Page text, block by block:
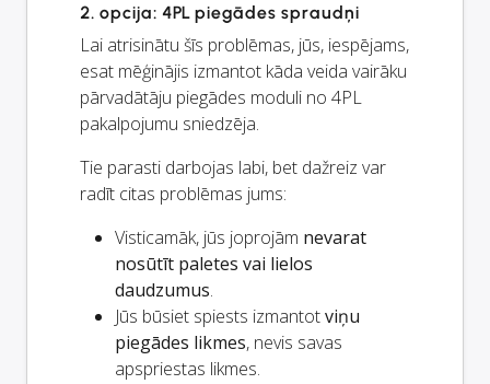
2. opcija: 4PL piegādes spraudņi
Lai atrisinātu šīs problēmas, jūs, iespējams,
esat mēģinājis izmantot kāda veida vairāku
pārvadātāju piegādes moduli no 4PL
pakalpojumu sniedzēja.
Tie parasti darbojas labi, bet dažreiz var
radīt citas problēmas jums:
Visticamāk, jūs joprojām nevarat
nosūtīt paletes vai lielos
daudzumus.
Jūs būsiet spiests izmantotviņu
piegādes likmes, nevis savas
apspriestas likmes.